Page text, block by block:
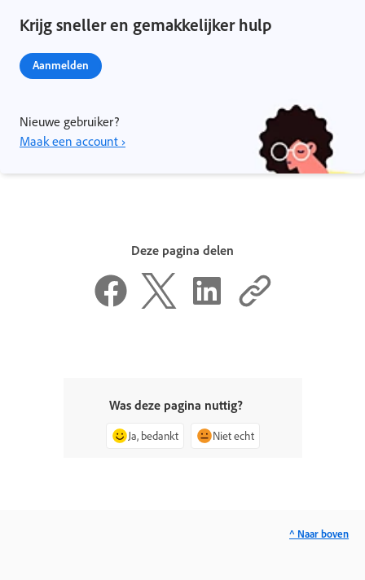
Krijg sneller en gemakkelijker hulp
Aanmelden
Nieuwe gebruiker?
Maak een account ›
Deze pagina delen
Was deze pagina nuttig?
Ja, bedankt Niet echt
^ Naar boven